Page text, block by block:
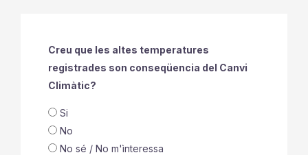
Creu que les altes temperatures
registrades son conseqüencia del Canvi
Climàtic?
Si
No
No sé / No m'ìnteressa